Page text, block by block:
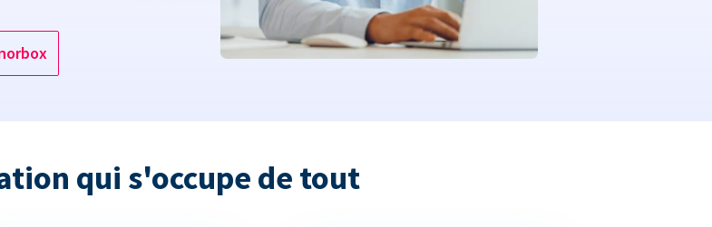
qui s'occupe de tout